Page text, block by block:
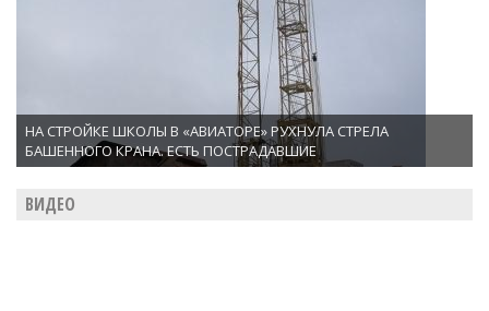
НА СТРОЙКЕ ШКОЛЫ В «АВИАТОРЕ» РУХНУЛА СТРЕЛА
БАШЕННОГО КРАНА. ЕСТЬ ПОСТРАДАВШИЕ
ВИДЕО